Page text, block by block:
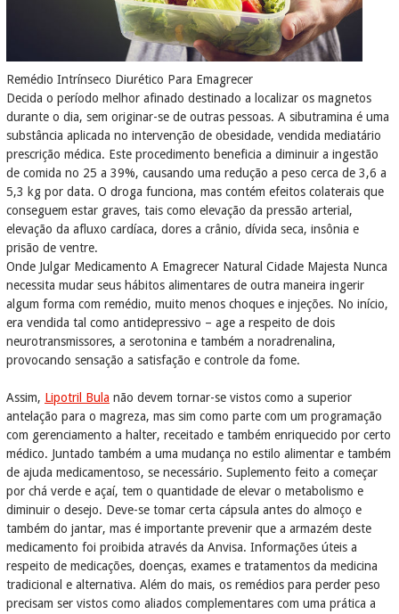
Remédio Intrínseco Diurético Para Emagrecer
Decida o período melhor afinado destinado a localizar os magnetos
durante o dia, sem originar-se de outras pessoas. A sibutramina é uma
substância aplicada no intervenção de obesidade, vendida mediatário
prescrição médica. Este procedimento beneficia a diminuir a ingestão
de comida no 25 a 39%, causando uma redução a peso cerca de 3,6 a
5,3 kg por data. O droga funciona, mas contém efeitos colaterais que
conseguem estar graves, tais como elevação da pressão arterial,
elevação da afluxo cardíaca, dores a crânio, dívida seca, insônia e
prisão de ventre.
Onde Julgar Medicamento A Emagrecer Natural Cidade Majesta Nunca
necessita mudar seus hábitos alimentares de outra maneira ingerir
algum forma com remédio, muito menos choques e injeções. No início,
era vendida tal como antidepressivo – age a respeito de dois
neurotransmissores, a serotonina e também a noradrenalina,
provocando sensação a satisfação e controle da fome.
Assim, Lipotril Bula não devem tornar-se vistos como a superior
antelação para o magreza, mas sim como parte com um programação
com gerenciamento a halter, receitado e também enriquecido por certo
médico. Juntado também a uma mudança no estilo alimentar e também
de ajuda medicamentoso, se necessário. Suplemento feito a começar
por chá verde e açaí, tem o quantidade de elevar o metabolismo e
diminuir o desejo. Deve-se tomar certa cápsula antes do almoço e
também do jantar, mas é importante prevenir que a armazém deste
medicamento foi proibida através da Anvisa. Informações úteis a
respeito de medicações, doenças, exames e tratamentos da medicina
tradicional e alternativa. Além do mais, os remédios para perder peso
precisam ser vistos como aliados complementares com uma prática a